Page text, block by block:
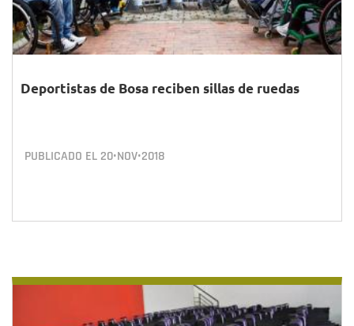
Deportistas de Bosa reciben sillas de ruedas
PUBLICADO EL 20•NOV•2018